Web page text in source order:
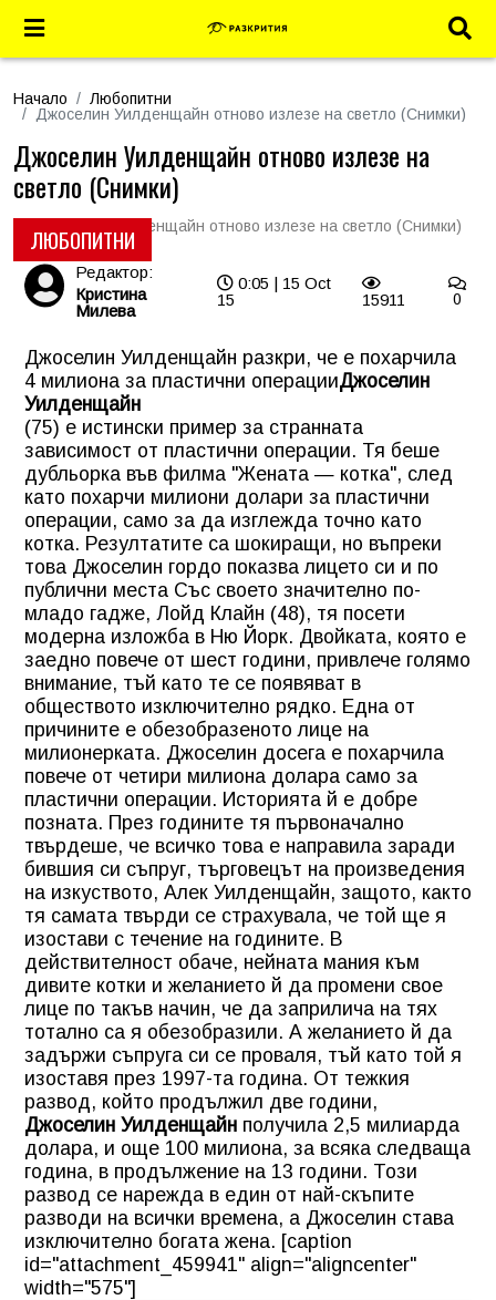
Начало
Любопитни
Джоселин Уилденщайн отново излезе на светло (Снимки)
ЛЮБОПИТНИ
Джоселин Уилденщайн отново излезе на
светло (Снимки)
Редактор:
Кристина
Милева
0:05 | 15 Oct
15
15911 0
Джоселин Уилденщайн разкри, че е похарчила
4 милиона за пластични операцииДжоселин
Уилденщайн
(75) е истински пример за странната
зависимост от пластични операции. Тя беше
дубльорка във филма "Жената — котка", след
като похарчи милиони долари за пластични
операции, само за да изглежда точно като
котка. Резултатите са шокиращи, но въпреки
това Джоселин гордо показва лицето си и по
публични места Със своето значително по-
младо гадже, Лойд Клайн (48), тя посети
модерна изложба в Ню Йорк. Двойката, която е
заедно повече от шест години, привлече голямо
внимание, тъй като те се появяват в
обществото изключително рядко. Една от
причините е обезобразеното лице на
милионерката. Джоселин досега е похарчила
повече от четири милиона долара само за
пластични операции. Историята й е добре
позната. През годините тя първоначално
твърдеше, че всичко това е направила заради
бившия си съпруг, търговецът на произведения
на изкуството, Алек Уилденщайн, защото, както
тя самата твърди се страхувала, че той ще я
изостави с течение на годините. В
действителност обаче, нейната мания към
дивите котки и желанието й да промени свое
лице по такъв начин, че да заприлича на тях
тотално са я обезобразили. А желанието й да
задържи съпруга си се проваля, тъй като той я
изоставя през 1997-та година. От тежкия
развод, който продължил две години,
Джоселин Уилденщайн получила 2,5 милиарда
долара, и още 100 милиона, за всяка следваща
година, в продължение на 13 години. Този
развод се нарежда в един от най-скъпите
разводи на всички времена, а Джоселин става
изключително богата жена. [caption
id="attachment_459941" align="aligncenter"
width="575"]